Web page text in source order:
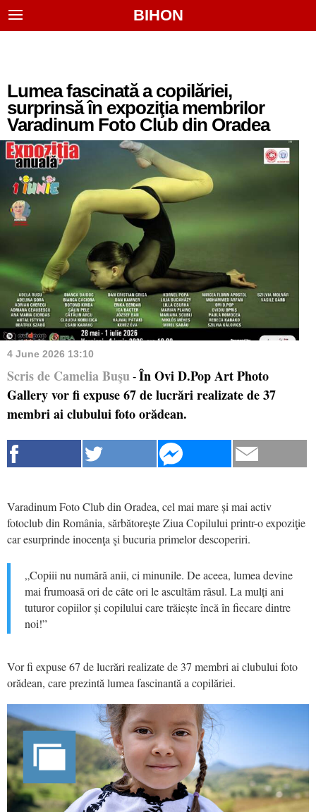
BIHON
Lumea fascinată a copilăriei,
surprinsă în expoziţia membrilor
Varadinum Foto Club din Oradea
4 June 2026 13:10
Scris de Camelia Buşu - În Ovi D.Pop Art Photo
Gallery vor fi expuse 67 de lucrări realizate de 37
membri ai clubului foto orădean.
Varadinum Foto Club din Oradea, cel mai mare și mai activ
fotoclub din România, sărbătorește Ziua Copilului printr-o expoziţie
car esurprinde inocenţa şi bucuria primelor descoperiri.
„Copiii nu numără anii, ci minunile. De aceea, lumea devine
mai frumoasă ori de câte ori le ascultăm râsul. La mulți ani
tuturor copiilor și copilului care trăiește încă în fiecare dintre
noi!”
Vor fi expuse 67 de lucrări realizate de 37 membri ai clubului foto
orădean, care prezintă lumea fascinantă a copilăriei.